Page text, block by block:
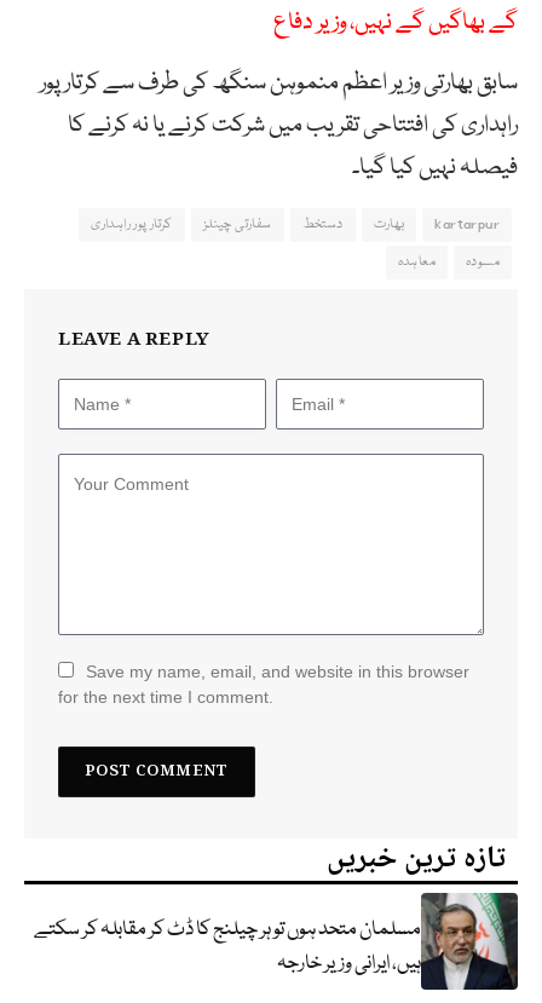
گے بھاگیں گے نہیں، وزیر دفاع
سابق بھارتی وزیر اعظم منموہن سنگھ کی طرف سے کرتارپور
راہداری کی افتتاحی تقریب میں شرکت کرنے یا نہ کرنے کا
فیصلہ نہیں کیا گیا۔
kartarpur بھارت دستخط سفارتی چینلز
کرتار پور راہداری
مسودہ
معاہدہ
LEAVE A REPLY
Save my name, email, and website in this browser
for the next time I comment.
تازہ ترین خبریں
مسلمان متحد ہوں تو ہر چیلنج کا ڈٹ کر مقابلہ کر سکتے
ہیں، ایرانی وزیر خارجہ